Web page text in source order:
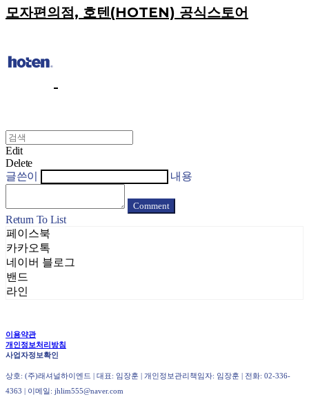
모자편의점, 호텐(HOTEN) 공식스토어
Edit
Delete
글쓴이
내용
Comment
Return To List
페이스북
카카오톡
네이버 블로그
밴드
라인
이용약관
개인정보처리방침
사업자정보확인
상호: (주)래셔널하이엔드 | 대표: 임장훈 | 개인정보관리책임자: 임장훈 | 전화: 02-336-
4363 | 이메일: jhlim555@naver.com